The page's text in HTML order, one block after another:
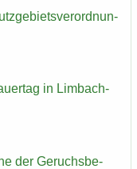
in Limbach-​
der Ge­ruchs­be­